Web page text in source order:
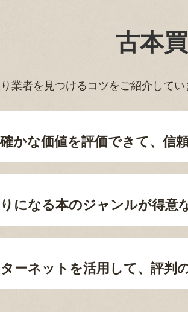
古本
業者を見つけるコツをご紹介してい
かな価値を評価できて、信
になる本のジャンルが得意
ーネットを活用して、評判